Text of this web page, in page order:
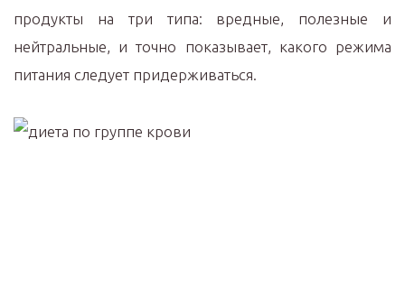
продукты на три типа: вредные, полезные и
нейтральные, и точно показывает, какого режима
питания следует придерживаться.